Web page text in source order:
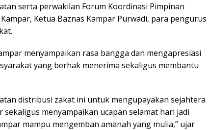
serta perwakilan Forum Koordinasi Pimpinan
Ketua Baznas Kampar Purwadi, para pengurus
menyampaikan rasa bangga dan mengapresiasi
yang berhak menerima sekaligus membantu
distribusi zakat ini untuk mengupayakan sejahtera
sekaligus menyampaikan ucapan selamat hari jadi
mampu mengemban amanah yang mulia,” ujar